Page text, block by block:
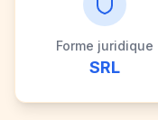
Forme juridique
SRL